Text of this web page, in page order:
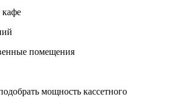
кафе
помещения
мощность кассетного